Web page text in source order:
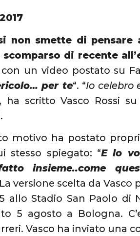
non smette di
di recente
un video postato su
per te“. “Io celebro
ha scritto Vasco Rossi su
motivo ha postato
stesso spiegato: “E lo
insieme..come
versione scelta da
allo Stadio San Paolo
5 agosto a Bologna.
Vasco ha inviato una